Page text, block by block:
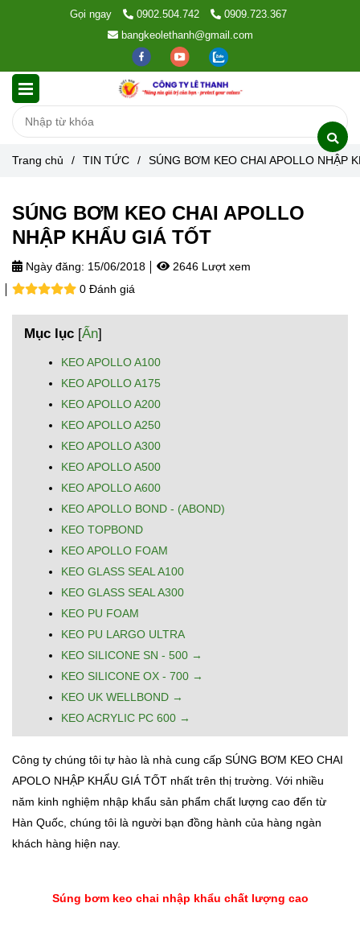
Gọi ngay 0902.504.742
0909.723.367
bangkeolethanh@gmail.com
Trang chủ / TIN TỨC / SÚNG BƠM KEO CHAI APOLLO NHẬP
SÚNG BƠM KEO CHAI APOLLO
NHẬP KHẨU GIÁ TỐT
Ngày đăng: 15/06/2018
2646 Lượt xem
0 Đánh giá
Mục lục [Ẩn]
KEO APOLLO A100
KEO APOLLO A175
KEO APOLLO A200
KEO APOLLO A250
KEO APOLLO A300
KEO APOLLO A500
KEO APOLLO A600
KEO APOLLO BOND - (ABOND)
KEO TOPBOND
KEO APOLLO FOAM
KEO GLASS SEAL A100
KEO GLASS SEAL A300
KEO PU FOAM
KEO PU LARGO ULTRA
KEO SILICONE SN - 500 →
KEO SILICONE OX - 700 →
KEO UK WELLBOND →
KEO ACRYLIC PC 600 →
Công ty chúng tôi tự hào là nhà cung cấp SÚNG BƠM KEO CHAI
APOLO NHẬP KHẨU GIÁ TỐT nhất trên thị trường. Với nhiều
năm kinh nghiệm nhập khẩu sản phẩm chất lượng cao đến từ
Hàn Quốc, chúng tôi là người bạn đồng hành của hàng ngàn
khách hàng hiện nay.
Súng bơm keo chai nhập khẩu chất lượng cao